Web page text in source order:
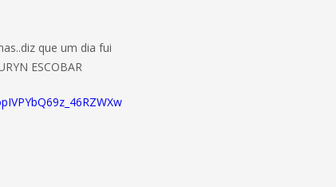
que um dia fui
ESCOBAR